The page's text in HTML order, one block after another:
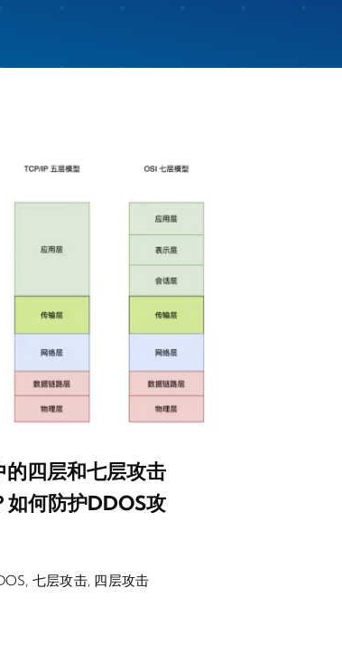
四层和七层攻击
如何防护DDOS攻
, 七层攻击, 四层攻击